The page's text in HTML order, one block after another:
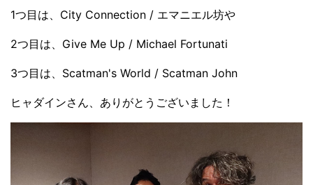
1つ目は、City Connection / エマニエル坊や
2つ目は、Give Me Up / Michael Fortunati
3つ目は、Scatman's World / Scatman John
ヒャダインさん、ありがとうございました！